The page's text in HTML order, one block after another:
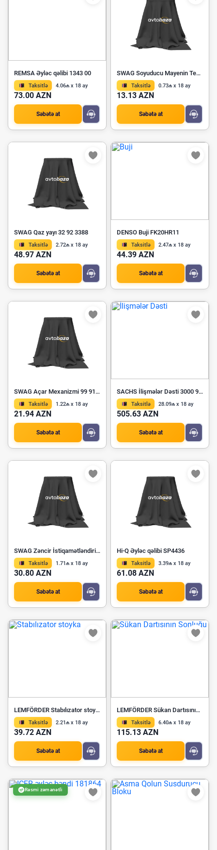
REMSA Əyləc qəlibi 1343 00
Taksitlə 4.06₼ x 18 ay
73.00 AZN
Səbətə at
SWAG Soyuducu Mayenin Temperatur Gösəricisi 30 93 0616
Taksitlə 0.73₼ x 18 ay
13.13 AZN
Səbətə at
SWAG Qaz yayı 32 92 3388
Taksitlə 2.72₼ x 18 ay
48.97 AZN
Səbətə at
DENSO Buji FK20HR11
Taksitlə 2.47₼ x 18 ay
44.39 AZN
Səbətə at
SWAG Açar Mexanizmi 99 91 7690
Taksitlə 1.22₼ x 18 ay
21.94 AZN
Səbətə at
SACHS İlişmələr Dəsti 3000 951 784
Taksitlə 28.09₼ x 18 ay
505.63 AZN
Səbətə at
SWAG Zəncir İstiqamətləndiricisi 10 09 0087
Taksitlə 1.71₼ x 18 ay
30.80 AZN
Səbətə at
Hi-Q Əyləc qəlibi SP4436
Taksitlə 3.39₼ x 18 ay
61.08 AZN
Səbətə at
LEMFÖRDER Stabılızator stoyka 12566 02
Taksitlə 2.21₼ x 18 ay
39.72 AZN
Səbətə at
LEMFÖRDER Sükan Dartısının Sonluğu 21154 02
Taksitlə 6.40₼ x 18 ay
115.13 AZN
Səbətə at
Rəsmi zəmanətli